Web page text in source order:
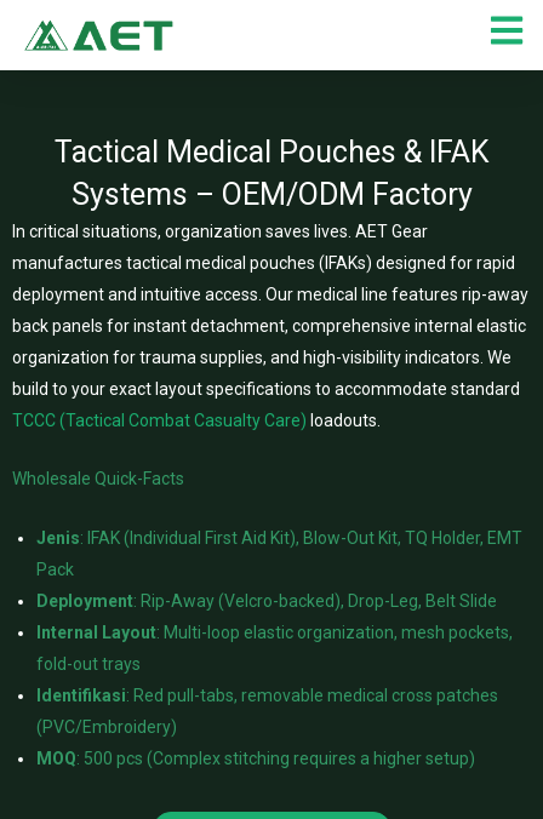
konten
Tactical Medical Pouches & IFAK
Systems – OEM/ODM Factory
In critical situations, organization saves lives. AET Gear
manufactures tactical medical pouches (IFAKs) designed for rapid
deployment and intuitive access. Our medical line features rip-away
back panels for instant detachment, comprehensive internal elastic
organization for trauma supplies, and high-visibility indicators. We
build to your exact layout specifications to accommodate standard
TCCC (Tactical Combat Casualty Care) loadouts.
Wholesale Quick-Facts
Jenis: IFAK (Individual First Aid Kit), Blow-Out Kit, TQ Holder, EMT
Pack
Deployment: Rip-Away (Velcro-backed), Drop-Leg, Belt Slide
Internal Layout: Multi-loop elastic organization, mesh pockets,
fold-out trays
Identifikasi: Red pull-tabs, removable medical cross patches
(PVC/Embroidery)
MOQ: 500 pcs (Complex stitching requires a higher setup)